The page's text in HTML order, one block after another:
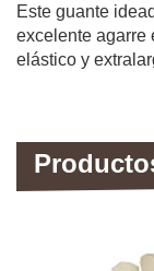
Este guante
excelente agarre
elástico y